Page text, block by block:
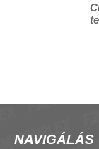
NAVIGÁLÁS